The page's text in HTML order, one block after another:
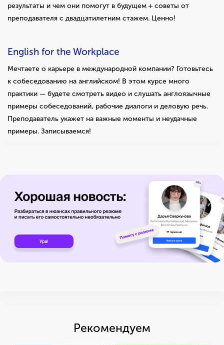
результаты и чем они помогут в будущем + советы от
преподавателя с двадцатилетним стажем. Ценно!
English for the Workplace
Мечтаете о карьере в международной компании? Готовьтесь
к собеседованию на английском! В этом курсе много
практики — будете смотреть видео и слушать англоязычные
примеры собеседований, рабочие диалоги и деловую речь.
Преподаватель укажет на важные моменты и неудачные
примеры. Записываемся!
Рекомендуем